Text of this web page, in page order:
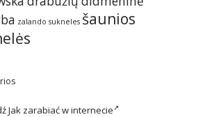
zalando sukneles šaunios
Jak zarabiać w internecie